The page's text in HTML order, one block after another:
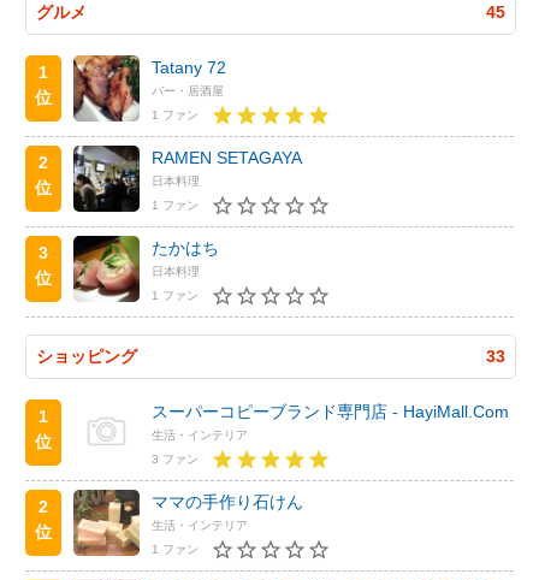
グルメ 45
1
位
Tatany 72
バー・居酒屋
1 ファン
2
位
RAMEN SETAGAYA
日本料理
1 ファン
3
位
たかはち
日本料理
1 ファン
ショッピング 33
1
位
スーパーコピーブランド専門店 - HayiMall.Com
生活・インテリア
3 ファン
2
位
ママの手作り石けん
生活・インテリア
1 ファン